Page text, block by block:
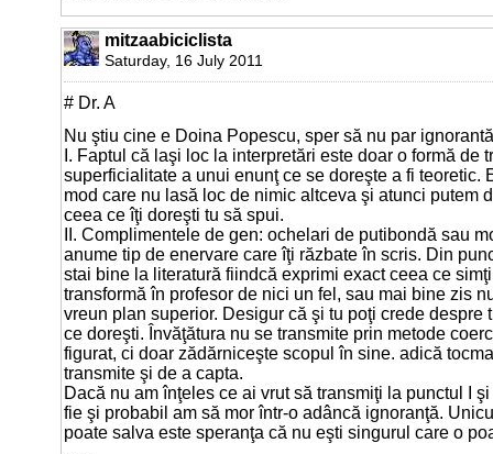
mitzaabiciclista
Saturday, 16 July 2011
# Dr. A
Nu ştiu cine e Doina Popescu, sper să nu par
I. Faptul că laşi loc la interpretări este doar o formă de
superficialitate a unui enunţ ce se doreşte a fi teoretic.
mod care nu lasă loc de nimic altceva şi atunci putem
ceea ce îţi doreşti tu să spui.
II. Complimentele de gen: ochelari de putibondă sau
anume tip de enervare care îţi răzbate în scris. Din
stai bine la literatură fiindcă exprimi exact ceea ce
transformă în profesor de nici un fel, sau mai bine zis
vreun plan superior. Desigur că şi tu poţi crede despre
ce doreşti. Învăţătura nu se transmite prin metode
figurat, ci doar zădărniceşte scopul în sine. adică
transmite şi de a capta.
Dacă nu am înţeles ce ai vrut să transmiţi la punctul I
fie şi probabil am să mor într-o adâncă ignoranţă.
poate salva este speranţa că nu eşti singurul care o